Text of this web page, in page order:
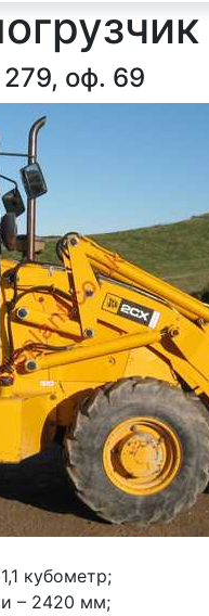
оф. 69
кубометр;
– 2420 мм;